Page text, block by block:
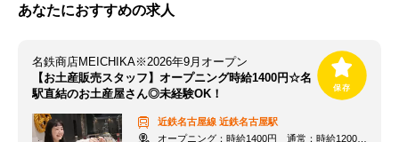
あなたにおすすめの求人
名鉄商店MEICHIKA※2026年9月オープン
【お土産販売スタッフ】オープニング時給1400円☆名
駅直結のお土産屋さん◎未経験OK！
近鉄名古屋線 近鉄名古屋駅
オープニング：時給1400円 通常：時給1200円～＋交通費全額支給